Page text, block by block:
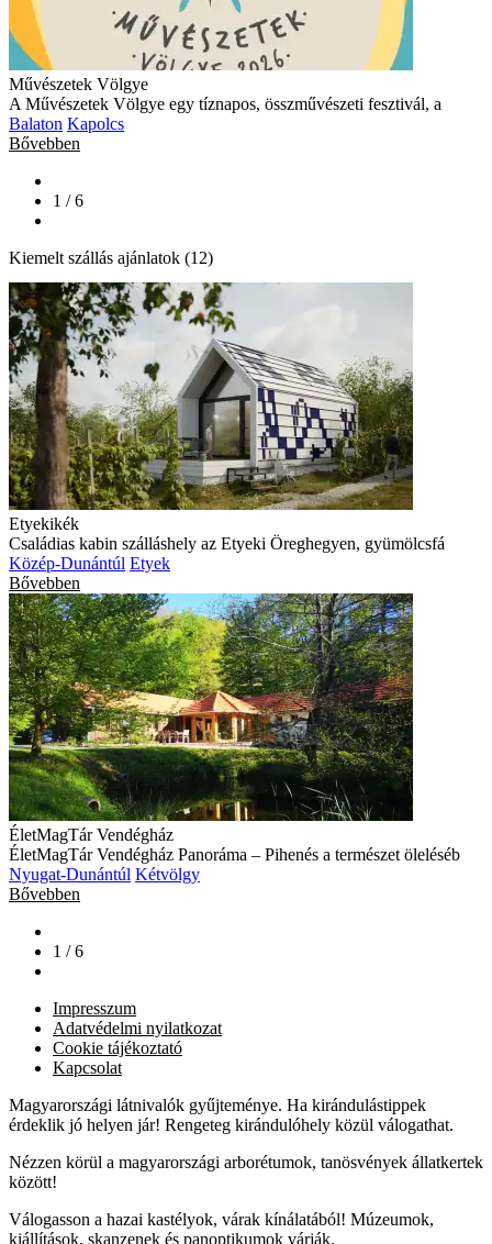
Művészetek Völgye
A Művészetek Völgye egy tíznapos, összművészeti fesztivál, a
Balaton Kapolcs
Bővebben
1 / 6
Kiemelt szállás ajánlatok (12)
Etyekikék
Családias kabin szálláshely az Etyeki Öreghegyen, gyümölcsfá
Közép-Dunántúl Etyek
Bővebben
ÉletMagTár Vendégház
ÉletMagTár Vendégház Panoráma – Pihenés a természet öleléséb
Nyugat-Dunántúl Kétvölgy
Bővebben
1 / 6
Impresszum
Adatvédelmi nyilatkozat
Cookie tájékoztató
Kapcsolat
Magyarországi látnivalók gyűjteménye. Ha kirándulástippek
érdeklik jó helyen jár! Rengeteg kirándulóhely közül válogathat.
Nézzen körül a magyarországi arborétumok, tanösvények állatkertek
között!
Válogasson a hazai kastélyok, várak kínálatából! Múzeumok,
kiállítások, skanzenek és panoptikumok várják.